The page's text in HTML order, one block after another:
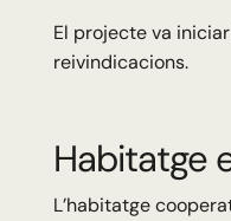
El projecte va
reivindicacions.
Habitatge
L’habitatge